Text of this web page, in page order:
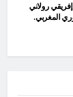
إفريقي رولاني
المغربي.